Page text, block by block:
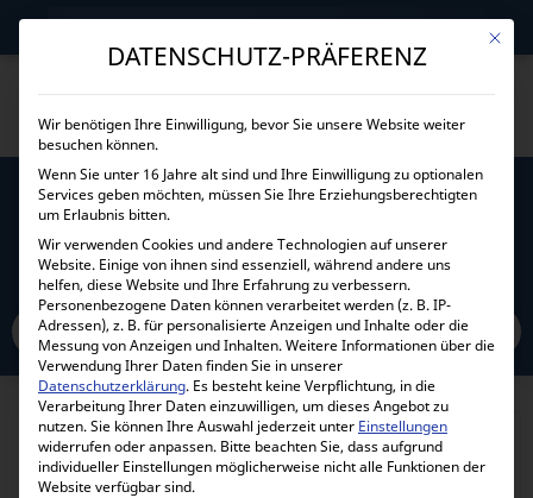
→
VICTRON SOLAR CABLE 6MM² 5M MIT MC4
STECKERN SCA000500100
Home Alle Produkte Zubehör Kabel
Stromkabel
Victron Solar Cable 6mm² 5m mit MC4 Steckern SCA000500100
Mit
DATENSCHUTZ-PRÄFERENZ
Wir benötigen Ihre Einwilligung, bevor Sie unsere Website weiter
besuchen können.
Wenn Sie unter 16 Jahre alt sind und Ihre Einwilligung zu optionalen
Services geben möchten, müssen Sie Ihre Erziehungsberechtigten
um Erlaubnis bitten.
Wir verwenden Cookies und andere Technologien auf unserer
Website. Einige von ihnen sind essenziell, während andere uns
helfen, diese Website und Ihre Erfahrung zu verbessern.
Personenbezogene Daten können verarbeitet werden (z. B. IP-
Adressen), z. B. für personalisierte Anzeigen und Inhalte oder die
Messung von Anzeigen und Inhalten.Weitere Informationen über die
Verwendung Ihrer Daten finden Sie in unserer
Datenschutzerklärung. Es besteht keine Verpflichtung, in die
Verarbeitung Ihrer Daten einzuwilligen, um dieses Angebot zu
nutzen.Sie können Ihre Auswahl jederzeit unter Einstellungen
widerrufen oder anpassen. Bitte beachten Sie, dass aufgrund
individueller Einstellungen möglicherweise nicht alle Funktionen der
Website verfügbar sind.